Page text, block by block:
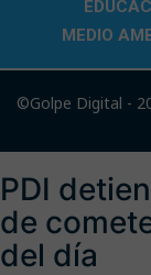
MEDIO
©Golpe Digital -
PDI
de
del día